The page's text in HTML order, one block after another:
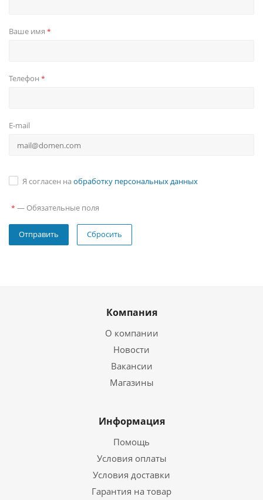
Ваше имя *
Телефон *
E-mail
Я согласен на обработку персональных данных
* — Обязательные поля
Сбросить
Компания
О компании
Новости
Вакансии
Магазины
Информация
Помощь
Условия оплаты
Условия доставки
Гарантия на товар